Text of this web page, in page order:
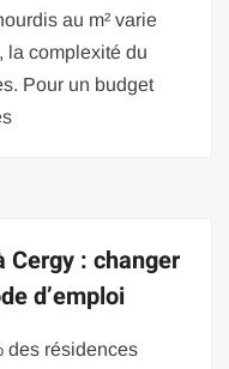
au m² varie
la complexité du
Pour un budget
Cergy : changer
d’emploi
des résidences